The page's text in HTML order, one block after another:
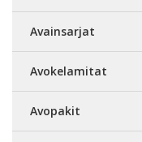
Avainsarjat
Avokelamitat
Avopakit